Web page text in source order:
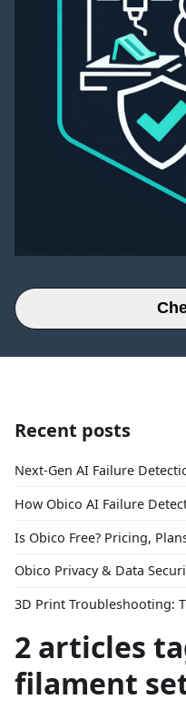
Recent posts
Next-Gen AI Failure
How Obico AI Failure
Is Obico Free? Pricing,
Obico Privacy & Data
2 articles
filament